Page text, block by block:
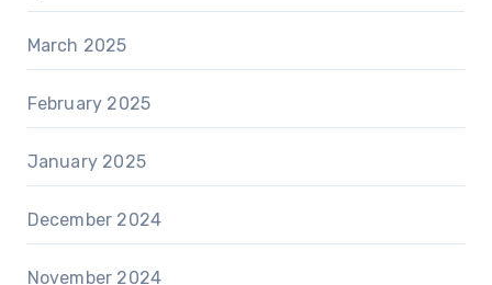
March 2025
February 2025
January 2025
December 2024
November 2024